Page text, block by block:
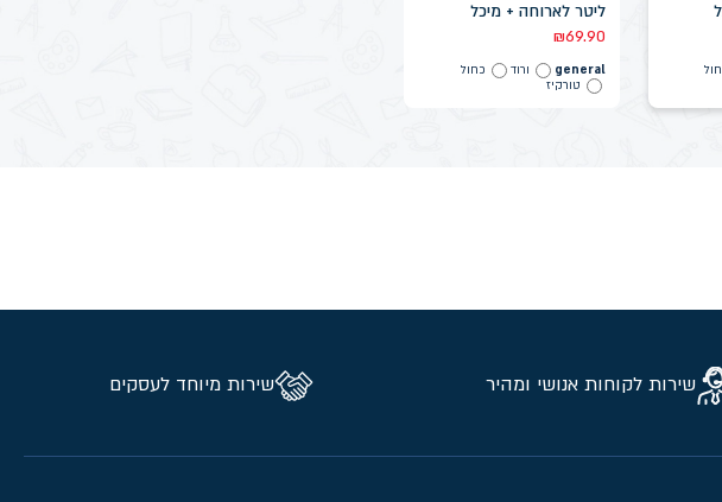
ליטר לארוחה + מיכל
לתוספות
₪69.90
general ורוד
כחול
טורקיז
שירות לקוחות אנושי ומהיר שירות מיוחד לעסקים